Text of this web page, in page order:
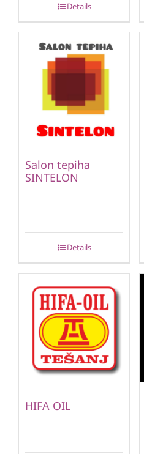
Details
Salon tepiha
SINTELON
Details
HIFA OIL